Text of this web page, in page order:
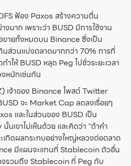
ฟ้อง Paxos สร้างความตื่น
มาก เพราะว่า BUSD มีการใช้งาน
ายทั้งหมดบน Binance ซึ่งเป็น
ส่วนแบ่งตลาดมากกว่า 70% การที่
ำให้ BUSD หลุด Peg ไปชั่วระยะเวลา
หนักเช่นกัน
เจ้าของ Binance โพสต์ Twitter
จะ Market Cap ลดลงเรื่อยๆ
และในส่วนของ BUSD เป็น
เขาไม่เห็นด้วย และคิดว่า "ถ้าคำ
เกิดผลกระทบอย่างใหญ่หลวงต่อตลาด
มีแผนจะแทนที่ Stablecoin ตัวอื่น
จรวมถึง Stablecoin ที่ Peg กับ